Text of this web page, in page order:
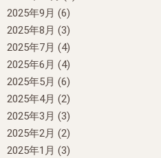
2025年9月 (6)
2025年8月 (3)
2025年7月 (4)
2025年6月 (4)
2025年5月 (6)
2025年4月 (2)
2025年3月 (3)
2025年2月 (2)
2025年1月 (3)